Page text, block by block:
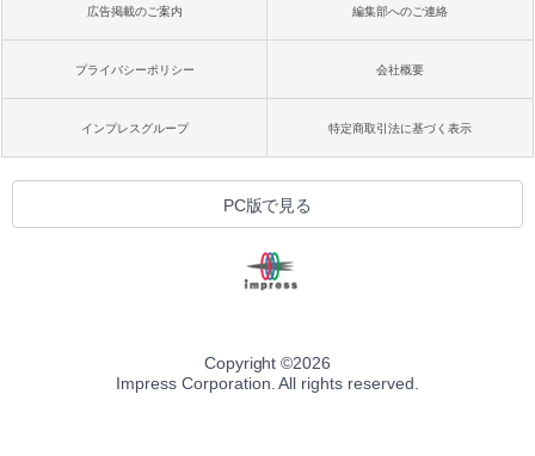
広告掲載のご案内 編集部へのご連絡
プライバシーポリシー 会社概要
インプレスグループ 特定商取引法に基づく表示
PC版で見る
Copyright ©2026
Impress Corporation. All rights reserved.